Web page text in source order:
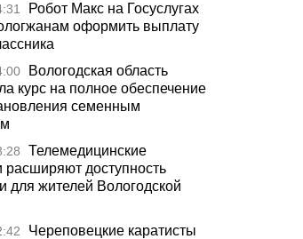
Робот Макс на Госуслугах
оформить выплату
Вологодская область
курс на полное обеспечение
семенным
Телемедицинские
расширяют доступность
для жителей Вологодской
Череповецкие каратисты